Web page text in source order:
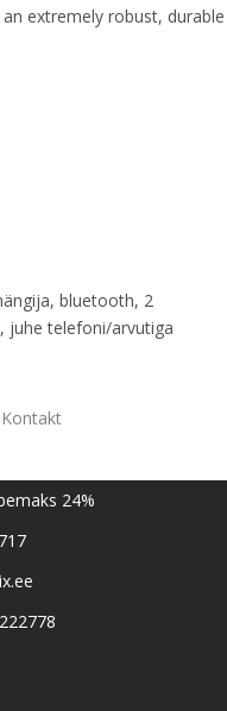
extremely robust, durable
bluetooth, 2
juhe telefoni/arvutiga
Kontakt
24%